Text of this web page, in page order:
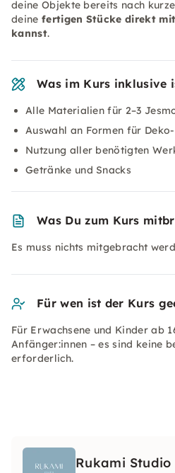
deine Objekte bereits nach
deine fertigen Stücke direkt
kannst.
Was im Kurs inklusive
Alle Materialien für 2–3
Auswahl an Formen für
Nutzung aller benötigten
Getränke und Snacks
Was Du zum Kurs
Es muss nichts mitgebracht
Für wen ist der Kurs
Für Erwachsene und Kinder ab
Anfänger:innen – es sind keine
erforderlich.
Rukami Studio